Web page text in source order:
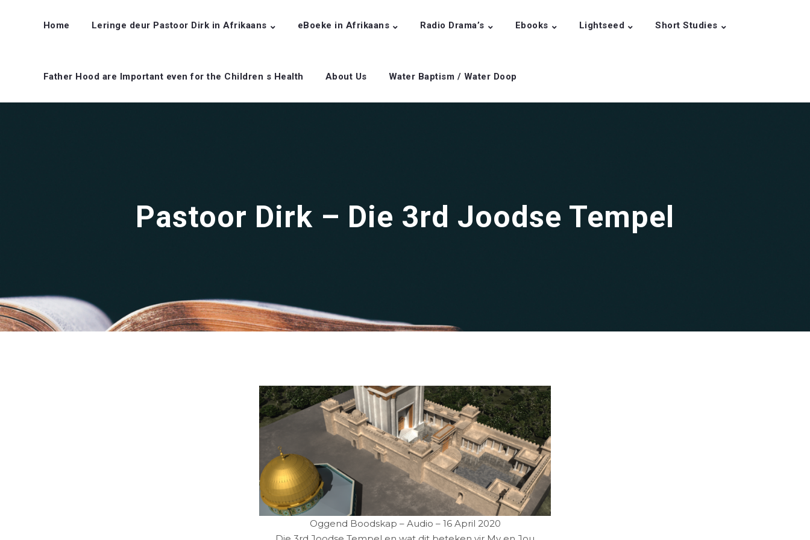
Home Leringe deur Pastoor Dirk in Afrikaans eBoeke in Afrikaans Radio Drama’s Ebooks Lightseed Short Studies
Father Hood are Important even for the Children s Health About Us Water Baptism / Water Doop
Pastoor Dirk – Die 3rd Joodse Tempel
Oggend Boodskap – Audio – 16 April 2020